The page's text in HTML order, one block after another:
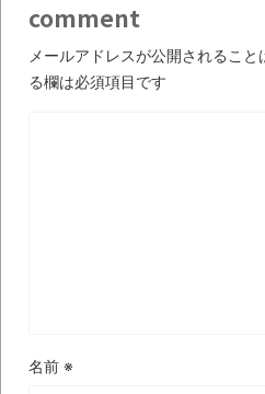
全方位青い芝包囲網
しい仕事観
comment
メールアドレスが公開されること
る欄は必須項目です
名前 ※